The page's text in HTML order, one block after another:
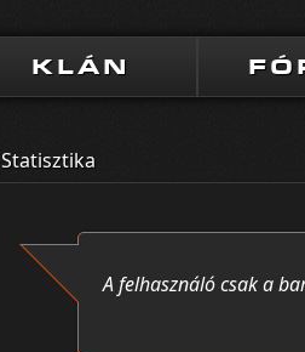
KLÁN
Statisztika
A felhasználó csak a